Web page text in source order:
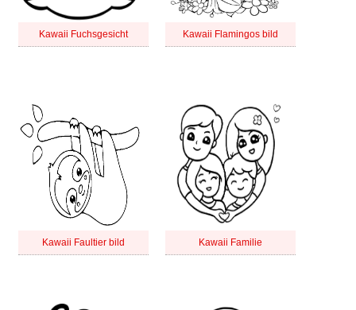
Kawaii Fuchsgesicht Kawaii Flamingos bild
Kawaii Faultier bild Kawaii Familie